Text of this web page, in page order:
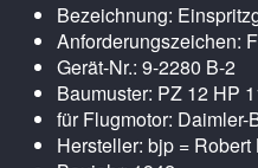
Bezeichnung:
Anforderungszeichen:
Gerät-Nr.: 9-2280 B-2
Baumuster: PZ 12 HP
für Flugmotor: Daimler-
Hersteller: bjp =